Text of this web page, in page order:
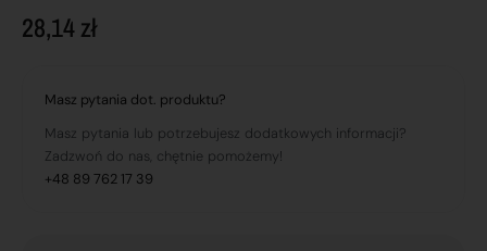
28,14zł
Masz pytania dot. produktu?
Masz pytania lub potrzebujesz dodatkowych informacji?
Zadzwoń do nas, chętnie pomożemy!
+48 89 762 17 39